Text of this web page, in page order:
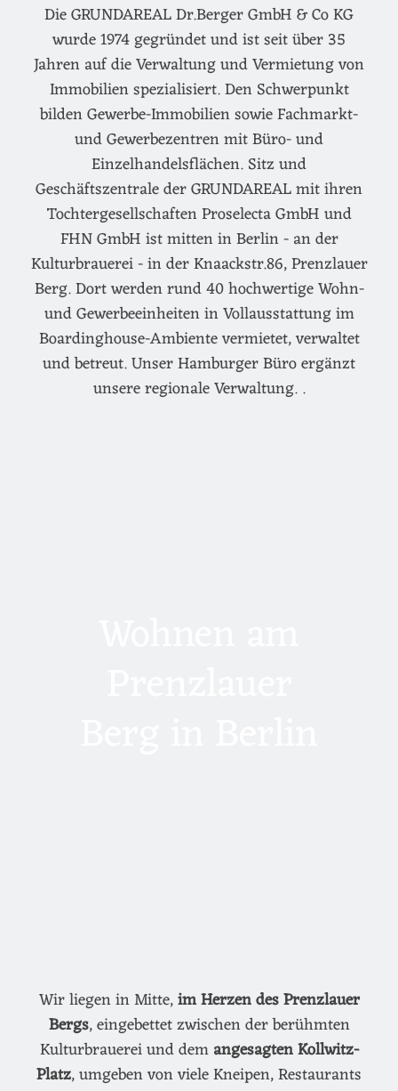
Die GRUNDAREAL Dr.Berger GmbH & Co KG
wurde 1974 gegründet und ist seit über 35
Jahren auf die Verwaltung und Vermietung von
Immobilien spezialisiert. Den Schwerpunkt
bilden Gewerbe-Immobilien sowie Fachmarkt-
und Gewerbezentren mit Büro- und
Einzelhandelsflächen. Sitz und
Geschäftszentrale der GRUNDAREAL mit ihren
Tochtergesellschaften Proselecta GmbH und
FHN GmbH ist mitten in Berlin - an der
Kulturbrauerei - in der Knaackstr.86, Prenzlauer
Berg. Dort werden rund 40 hochwertige Wohn-
und Gewerbeeinheiten in Vollausstattung im
Boardinghouse-Ambiente vermietet, verwaltet
und betreut. Unser Hamburger Büro ergänzt
unsere regionale Verwaltung. .
Wir liegen in Mitte,im Herzen des Prenzlauer
Bergs, eingebettet zwischen der berühmten
Kulturbrauerei und demangesagten Kollwitz-
Platz, umgeben von viele Kneipen, Restaurants